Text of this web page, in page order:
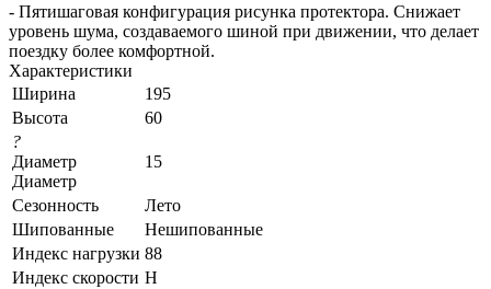
- Пятишаговая конфигурация рисунка протектора. Снижает
уровень шума, создаваемого шиной при движении, что делает
поездку более комфортной.
Характеристики
Ширина
195
Высота
60
?
Диаметр
Диаметр
15
Сезонность
Лето
Шипованные
Нешипованные
Индекс нагрузки 88
Индекс скорости H